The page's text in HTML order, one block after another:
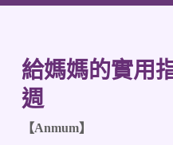
給媽媽的實用
週
【Anmum】